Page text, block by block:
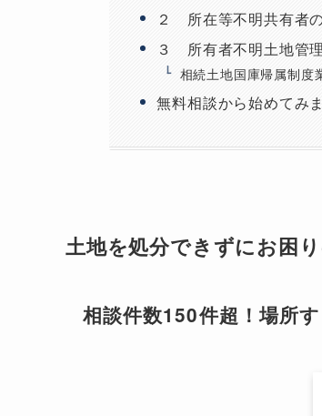
２ 所在等不明共有者
３ 所有者不明土地管
相続土地国庫帰属制度
無料相談から始めてみ
土地を処分できずにお困
相談件数150件超！場所